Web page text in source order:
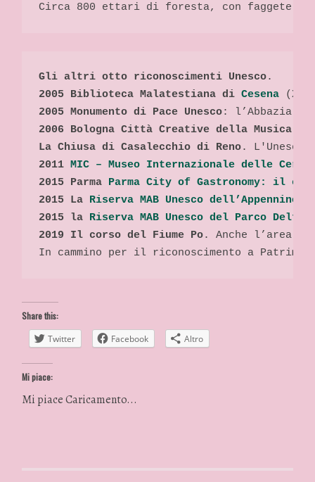
Circa 800 ettari di foresta, con faggete
Gli altri otto riconoscimenti Unesco.
2005 Biblioteca Malatestiana di Cesena (XV
2005 Monumento di Pace Unesco: l’Abbazia di
2006 Bologna Città Creative della Musica
La Chiusa di Casalecchio di Reno. L'Unesco
2011 MIC – Museo Internazionale delle
2015 Parma Parma City of Gastronomy: il
2015 La Riserva MAB Unesco dell’Appennino
2015 la Riserva MAB Unesco del Parco Delta
2019 Il corso del Fiume Po. Anche l’area
In cammino per il riconoscimento a
Share this:
Twitter
Facebook Altro
Mi piace:
Mi piaceCaricamento...